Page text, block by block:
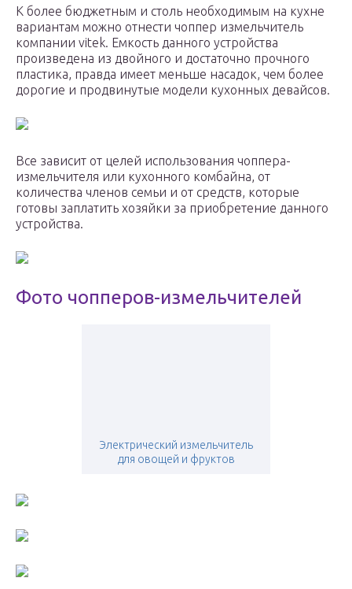
К более бюджетным и столь необходимым на кухне
вариантам можно отнести чоппер измельчитель
компании vitek. Емкость данного устройства
произведена из двойного и достаточно прочного
пластика, правда имеет меньше насадок, чем более
дорогие и продвинутые модели кухонных девайсов.
Все зависит от целей использования чоппера-
измельчителя или кухонного комбайна, от
количества членов семьи и от средств, которые
готовы заплатить хозяйки за приобретение данного
устройства.
Фото чопперов-измельчителей
Электрический измельчитель
для овощей и фруктов